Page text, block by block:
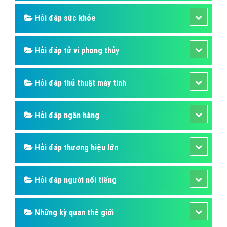
Hỏi đáp sức khỏe
Hỏi đáp tử vi phong thủy
Hỏi đáp thủ thuật máy tính
Hỏi đáp ngân hàng
Hỏi đáp thương hiệu lớn
Hỏi đáp người nổi tiếng
Những kỳ quan thế giới